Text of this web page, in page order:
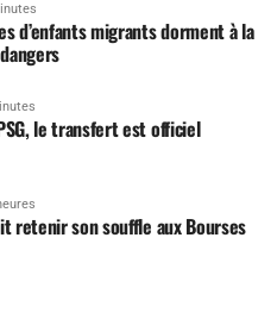
d’enfants migrants dorment à la
le transfert est officiel
retenir son souffle aux Bourses